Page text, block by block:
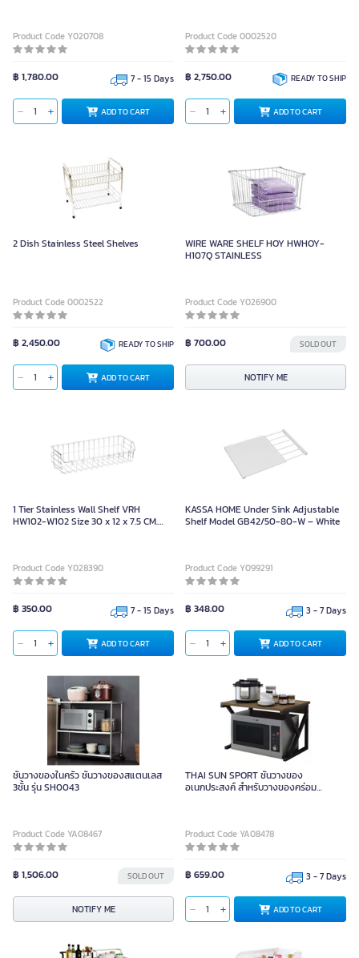
Product Code Y020708
฿ 1,780.00 7 - 15 Days
ADD TO CART
Product Code 0002520
฿ 2,750.00 READY TO SHIP
ADD TO CART
2 Dish Stainless Steel Shelves
Product Code 0002522
฿ 2,450.00 READY TO SHIP
ADD TO CART
WIRE WARE SHELF HOY HWHOY-
H107Q STAINLESS
Product Code Y026900
฿ 700.00 SOLD OUT
NOTIFY ME
1 Tier Stainless Wall Shelf VRH
HW102-W102 Size 30 x 12 x 7.5 CM.
Product Code Y028390
฿ 350.00 7 - 15 Days
ADD TO CART
KASSA HOME Under Sink Adjustable
Shelf Model GB42/50-80-W – White
Product Code Y099291
฿ 348.00 3 - 7 Days
ADD TO CART
ชั้นวางของในครัว ชั้นวางของสแตนเลส
3ชั้น รุ่น SH0043
Product Code YA08467
฿ 1,506.00 SOLD OUT
NOTIFY ME
THAI SUN SPORT ชั้นวางของ
อเนกประสงค์ สำหรับวางของคร่อม
Product Code YA08478
฿ 659.00 3 - 7 Days
ADD TO CART